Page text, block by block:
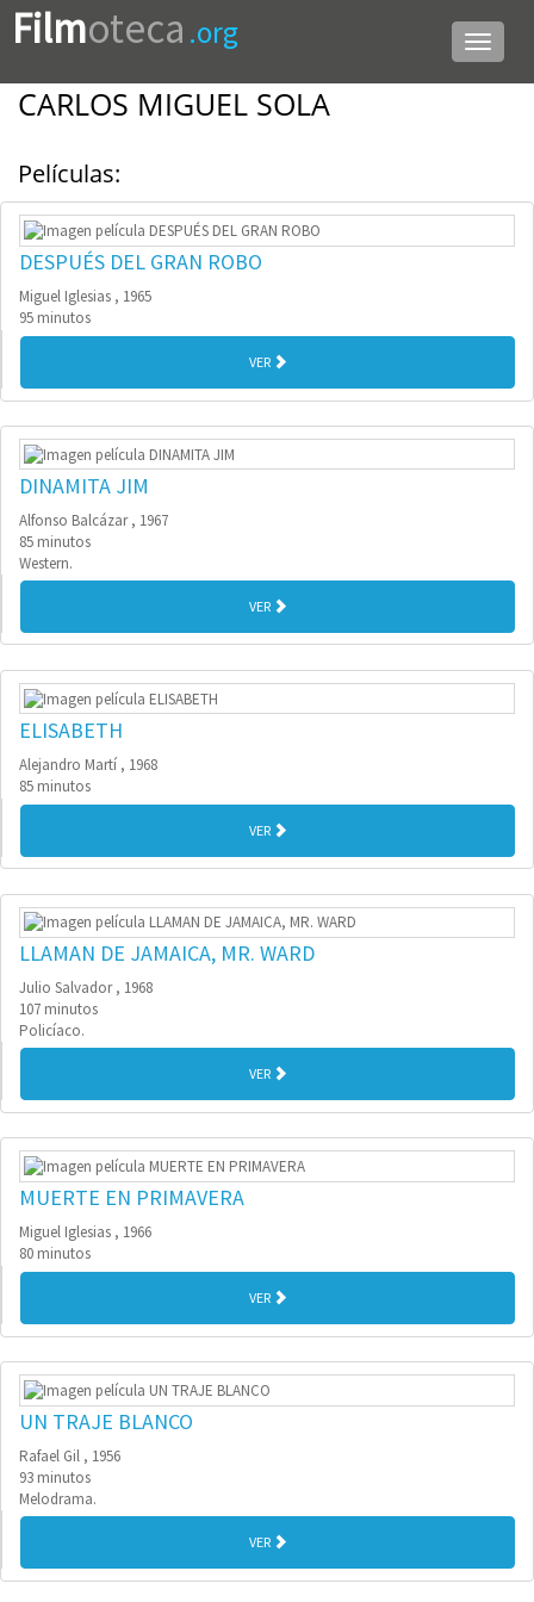
Menú
de
Filmoteca .org
CARLOS MIGUEL SOLA
Películas:
DESPUÉS DEL GRAN ROBO
Miguel Iglesias , 1965
95 minutos
VER
DINAMITA JIM
Alfonso Balcázar , 1967
85 minutos
Western.
VER
ELISABETH
Alejandro Martí , 1968
85 minutos
VER
LLAMAN DE JAMAICA, MR. WARD
Julio Salvador , 1968
107 minutos
Policíaco.
VER
MUERTE EN PRIMAVERA
Miguel Iglesias , 1966
80 minutos
VER
UN TRAJE BLANCO
Rafael Gil , 1956
93 minutos
Melodrama.
VER